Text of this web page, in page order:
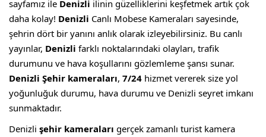
sayfamız ile Denizli ilinin güzelliklerini keşfetmek artık çok
daha kolay! Denizli Canlı Mobese Kameraları sayesinde,
şehrin dört bir yanını anlık olarak izleyebilirsiniz. Bu canlı
yayınlar, Denizli farklı noktalarındaki olayları, trafik
durumunu ve hava koşullarını gözlemleme şansı sunar.
Denizli Şehir kameraları, 7/24 hizmet vererek size yol
yoğunluğuk durumu, hava durumu ve Denizli seyret imkanı
sunmaktadır.
Denizli şehir kameraları gerçek zamanlı turist kamera